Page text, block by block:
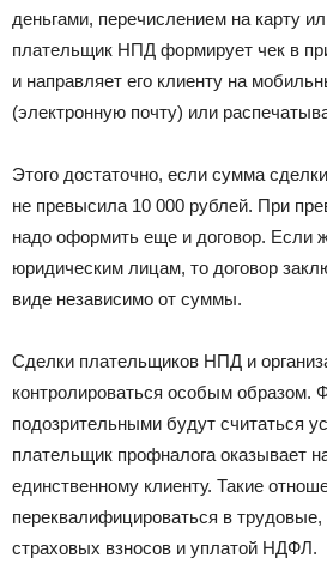
деньгами, перечислением на карту
плательщик НПД формирует чек в
и направляет его клиенту на
(электронную почту) или
Этого достаточно, если сумма
не превысила 10 000 рублей. При
надо оформить еще и договор. Если
юридическим лицам, то договор
виде независимо от суммы.
Сделки плательщиков НПД и
контролироваться особым образом.
подозрительными будут считаться
плательщик профналога оказывает
единственному клиенту. Такие
переквалифицироваться в
страховых взносов и уплатой НДФЛ.